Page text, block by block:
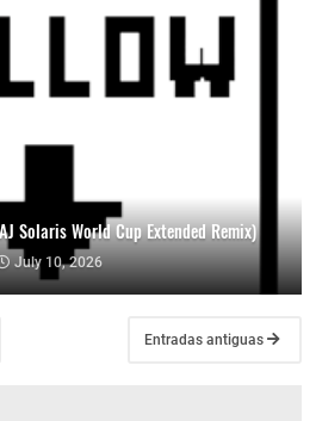
Solaris World Cup Extended Remix)
July 10, 2026
Entradas antiguas